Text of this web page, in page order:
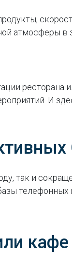
атмосферы в
ресторана
И
так и
кафе